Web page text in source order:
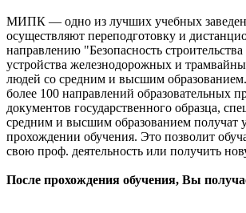
МИПК — одно из лучших учебных
осуществляют переподготовку и
направлению "Безопасность строительства
устройства железнодорожных и
людей со средним и высшим
более 100 направлений образовательных
документов государственного образца,
средним и высшим образованием получат
прохождении обучения. Это позволит
свою проф. деятельность или получить
После прохождения обучения, Вы